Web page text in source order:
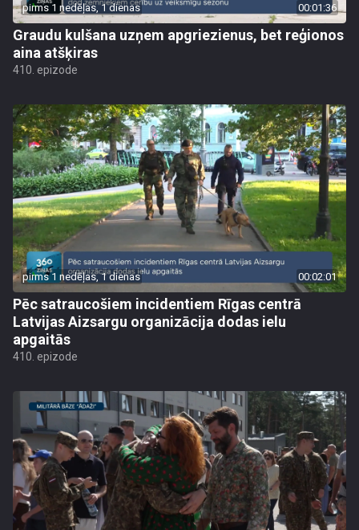
pirms 1 nedēļas, 1 dienas 00:01:36
Graudu kulšana uzņem apgriezienus, bet reģionos
aina atšķiras
410. epizode
pirms 1 nedēļas, 1 dienas 00:02:01
Pēc satraucošiem incidentiem Rīgas centrā
Latvijas Aizsargu organizācija dodas ielu
apgaitās
410. epizode